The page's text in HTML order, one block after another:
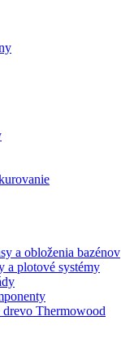
a obloženia bazénov
a plotové systémy
drevo Thermowood